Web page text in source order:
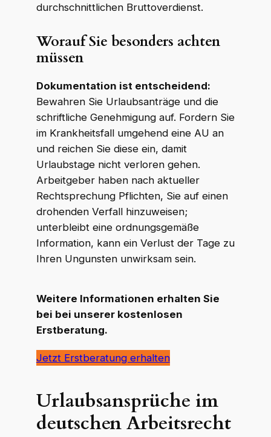
durchschnittlichen Bruttoverdienst.
Worauf Sie besonders achten
müssen
Dokumentation ist entscheidend:
Bewahren Sie Urlaubsanträge und die
schriftliche Genehmigung auf. Fordern Sie
im Krankheitsfall umgehend eine AU an
und reichen Sie diese ein, damit
Urlaubstage nicht verloren gehen.
Arbeitgeber haben nach aktueller
Rechtsprechung Pflichten, Sie auf einen
drohenden Verfall hinzuweisen;
unterbleibt eine ordnungsgemäße
Information, kann ein Verlust der Tage zu
Ihren Ungunsten unwirksam sein.
Weitere Informationen erhalten Sie
bei bei unserer kostenlosen
Erstberatung.
Jetzt Erstberatung erhalten
Urlaubsansprüche im
deutschen Arbeitsrecht